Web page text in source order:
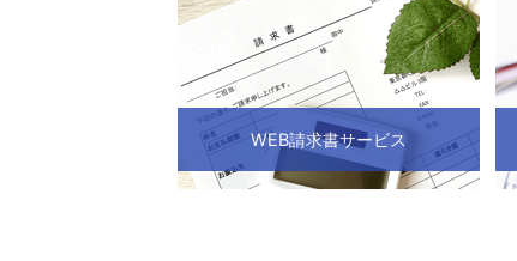
WEB請求書サービス